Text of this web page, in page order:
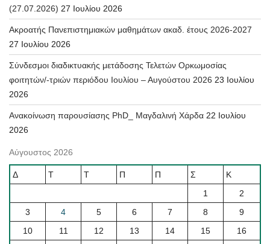
(27.07.2026) 27 Ιουλίου 2026
Ακροατής Πανεπιστημιακών μαθημάτων ακαδ. έτους 2026-2027
27 Ιουλίου 2026
Σύνδεσμοι διαδικτυακής μετάδοσης Τελετών Ορκωμοσίας
φοιτητών/-τριών περιόδου Ιουλίου – Αυγούστου 2026 23 Ιουλίου
2026
Ανακοίνωση παρουσίασης PhD_ Μαγδαλινή Χάρδα 22 Ιουλίου
2026
Αύγουστος 2026
Δ Τ Τ Π Π Σ
Κ
1
2
3
4 5 6 7 8
9
10
11 12 13 14 15
16